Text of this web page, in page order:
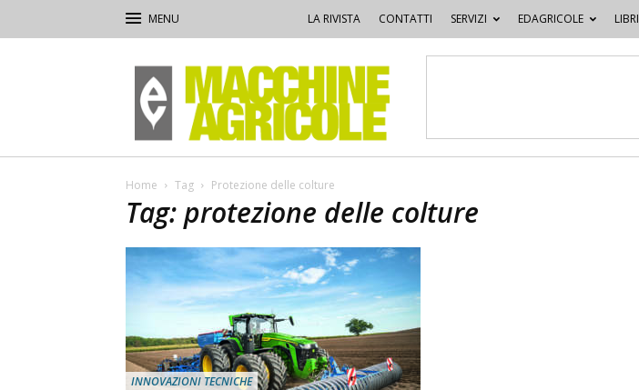
LA RIVISTA CONTATTI SERVIZI EDAGRICOLE LIBRI
Macchine
Agricole
Home Tag Protezione delle colture
Tag: protezione delle colture
INNOVAZIONI TECNICHE